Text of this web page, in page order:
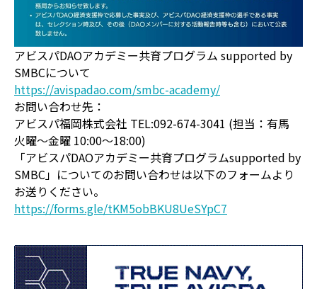
アビスパDAOアカデミー共育プログラム supported by
SMBCについて
https://avispadao.com/smbc-academy/
お問い合わせ先：
アビスパ福岡株式会社 TEL:092-674-3041 (担当：有馬
火曜〜金曜 10:00〜18:00)
「アビスパDAOアカデミー共育プログラムsupported by
SMBC」についてのお問い合わせは以下のフォームより
お送りください。
https://forms.gle/tKM5obBKU8UeSYpC7